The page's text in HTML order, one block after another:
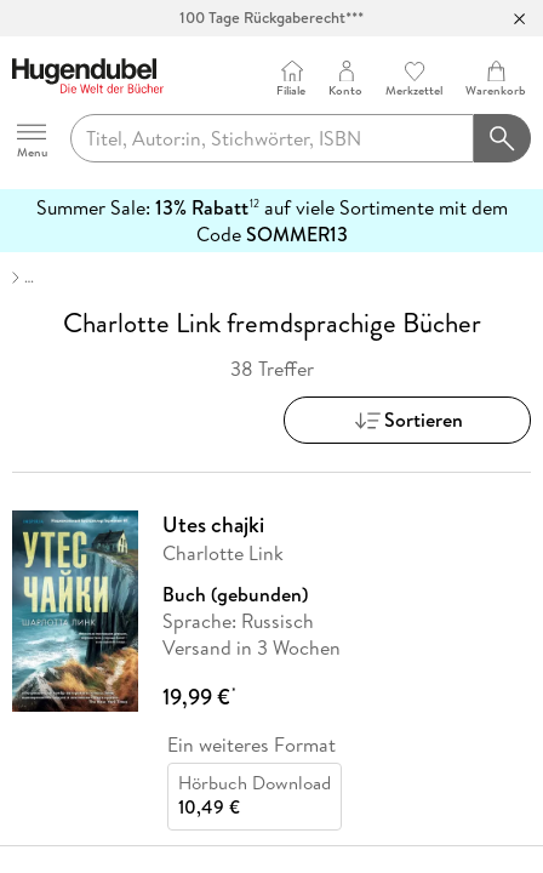
Abholung in über 100 Filialen
Hugendubel
Menu
Filiale Konto Merkzettel Warenkorb
Summer Sale: 13% Rabatt12auf viele Sortimente mit dem
CodeSOMMER13
erfahren
…
Charlotte Link fremdsprachige Bücher
38 Treffer
Sortieren
Utes chajki
Charlotte Link
Buch (gebunden)
Sprache: Russisch
Versand in 3 Wochen
19,99 €*
Ein weiteres Format
Hörbuch Download
10,49 €